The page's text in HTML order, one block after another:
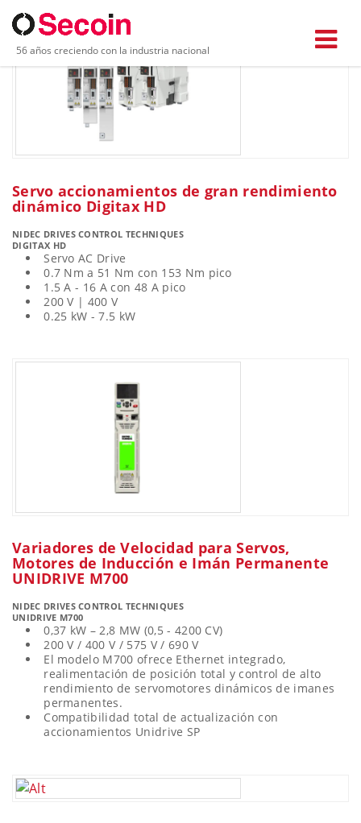
56 años creciendo con la industria nacional
Servo accionamientos de gran rendimiento
dinámico Digitax HD
NIDEC DRIVES CONTROL TECHNIQUES
DIGITAX HD
Servo AC Drive
0.7 Nm a 51 Nm con 153 Nm pico
1.5 A - 16 A con 48 A pico
200 V | 400 V
0.25 kW - 7.5 kW
Variadores de Velocidad para Servos,
Motores de Inducción e Imán Permanente
UNIDRIVE M700
NIDEC DRIVES CONTROL TECHNIQUES
UNIDRIVE M700
0,37 kW – 2,8 MW (0,5 - 4200 CV)
200 V / 400 V / 575 V / 690 V
El modelo M700 ofrece Ethernet integrado,
realimentación de posición total y control de alto
rendimiento de servomotores dinámicos de imanes
permanentes.
Compatibilidad total de actualización con
accionamientos Unidrive SP